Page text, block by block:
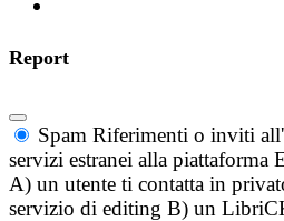
Report
Spam Riferimenti o inviti
servizi estranei alla piattaforma
A) un utente ti contatta in
servizio di editing B) un